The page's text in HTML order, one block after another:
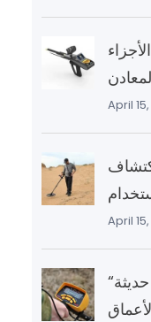
April
April
“مادة كشف الذهب: أداة حديثة